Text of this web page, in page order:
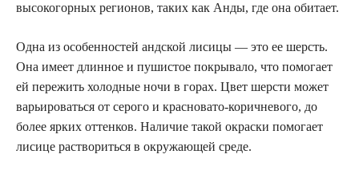
высокогорных регионов, таких как Анды, где она обитает.
Одна из особенностей андской лисицы — это ее шерсть.
Она имеет длинное и пушистое покрывало, что помогает
ей пережить холодные ночи в горах. Цвет шерсти может
варьироваться от серого и красновато-коричневого, до
более ярких оттенков. Наличие такой окраски помогает
лисице раствориться в окружающей среде.